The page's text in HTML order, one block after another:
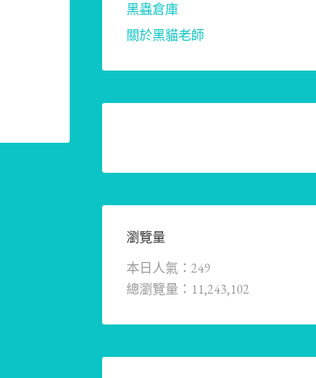
黑蟲倉庫
關於黑貓老師
瀏覽量
本日人氣：249
總瀏覽量：11,243,102